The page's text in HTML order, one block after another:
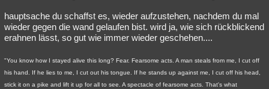
hauptsache du schaffst es, wieder aufzustehen, nachdem du mal
wieder gegen die wand gelaufen bist. wird ja, wie sich rückblickend
erahnen lässt, so gut wie immer wieder geschehen....
"You know how I stayed alive this long? Fear. Fearsome acts. A man steals from me, I cut off
his hand. If he lies to me, I cut out his tongue. If he stands up against me, I cut off his head,
stick it on a pike and lift it up for all to see. A spectacle of fearsome acts. That's what